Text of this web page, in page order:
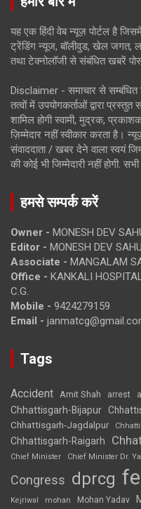
यह एक हिंदी वेब न्यूज़ पोर्टल है
ट्रेंडिंग न्यूज, बॉलीवुड, खेल जगत,
तथा टेक्नोलॉजी से संबंधित खबरें
Disclaimer - समाचार से
तत्वों में उपयोगकर्ताओं द्वारा
शामिल होगी स्वामी, मुद्रक,
ज़िम्मेदार नहीं स्वीकार करता है।
संवाददाता / खबर देने वाला स्वयं
की कोई भी जिम्मेदारी नहीं होगी. सभी
हमसे सम्पर्क करें
Owner - MONESH DEV
Editor - MONESH DEV SAHU
Associate - MANGALAM
Office - KANKALI
C.G.
Mobile - 9424279159
Email -
Tags
Accident Amit Shah arrest
Chhattisgarh-Bijapur
Chhattisgarh-Jagdalpur
Chhattisgarh-Raigarh
Chief Minister
Chief Minister Dr.
Congress dprcg
Kejriwal mohan Mohan Yadav